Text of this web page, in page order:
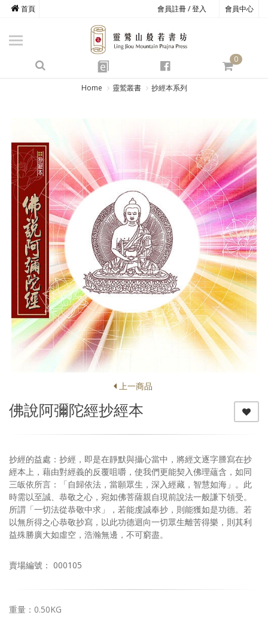
會員註冊 / 登入 會員中心
首頁
e
0
商品總覽
心道書庫
靈鷲叢書
文具禮品
方寸之間
Home 靈鷲叢書 抄經本系列
上一商品
佛說阿彌陀經抄經本
抄經的益處：抄經，即是在靜默與攝心當中，將經文逐字謄寫在抄
經本上，藉由對經義的反覆咀嚼，使我們更能契入佛理蘊含，如同
三皈依所言：「自歸依法，當願眾生，深入經藏，智慧如海」。此
時需以至誠、恭敬之心，宛如佛菩薩親自現前說法一般謙下領受。
所謂「一切法從恭敬中求」，若能虔誠奉抄，則能獲如是功德。若
以無所得之心恭敬抄寫，以此功德迴向一切眾生離苦得樂，則其利
益殊勝廣大如虛空，浩瀚無邊，不可窮盡。
賣場編號： 000105
重量：0.50KG